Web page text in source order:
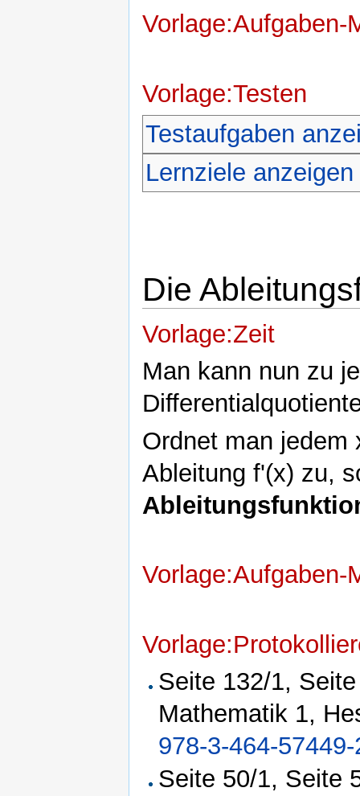
Vorlage:Aufgaben-
Vorlage:Testen
Testaufgaben
Lernziele anzeigen
Die
Vorlage:Zeit
Man kann nun zu
Ordnet man jedem
Ableitung f'(x) zu,
Vorlage:Aufgaben-
Seite 132/1,
Mathematik 1,
978-3-464-57449-
Seite 50/1, Seite